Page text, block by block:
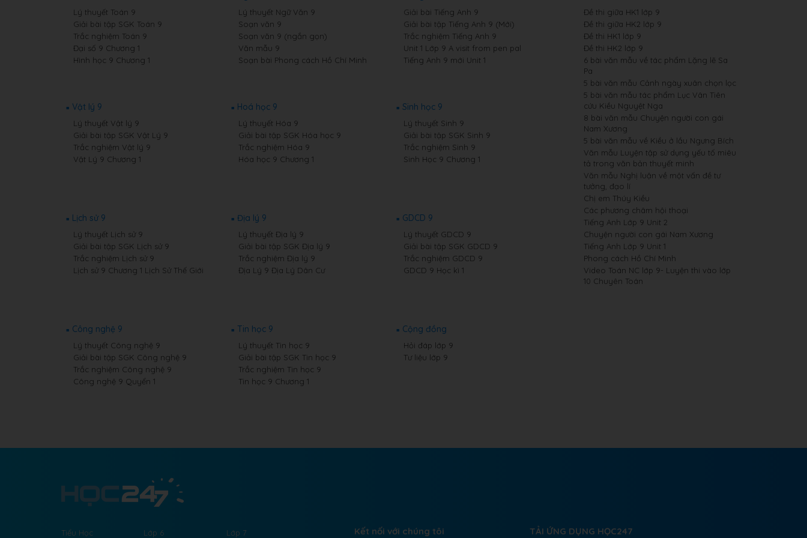
Lý thuyết Toán 9
Giải bài tập SGK Toán 9
Trắc nghiệm Toán 9
Đại số 9 Chương 1
Hình học 9 Chương 1
Lý thuyết Ngữ Văn 9
Soạn văn 9
Soạn văn 9 (ngắn gọn)
Văn mẫu 9
Soạn bài Phong cách Hồ Chí Minh
Giải bài Tiếng Anh 9
Giải bài tập Tiếng Anh 9 (Mới)
Trắc nghiệm Tiếng Anh 9
Unit 1 Lớp 9 A visit from pen pal
Tiếng Anh 9 mới Unit 1
Vật lý 9
Lý thuyết Vật lý 9
Giải bài tập SGK Vật Lý 9
Trắc nghiệm Vật lý 9
Vật Lý 9 Chương 1
Hoá học 9
Lý thuyết Hóa 9
Giải bài tập SGK Hóa học 9
Trắc nghiệm Hóa 9
Hóa học 9 Chương 1
Sinh học 9
Lý thuyết Sinh 9
Giải bài tập SGK Sinh 9
Trắc nghiệm Sinh 9
Sinh Học 9 Chương 1
Lịch sử 9
Lý thuyết Lịch sử 9
Giải bài tập SGK Lịch sử 9
Trắc nghiệm Lịch sử 9
Lịch sử 9 Chương 1 Lịch Sử Thế Giới
Địa lý 9
Lý thuyết Địa lý 9
Giải bài tập SGK Địa lý 9
Trắc nghiệm Địa lý 9
Địa Lý 9 Địa Lý Dân Cư
GDCD 9
Lý thuyết GDCD 9
Giải bài tập SGK GDCD 9
Trắc nghiệm GDCD 9
GDCD 9 Học kì 1
Công nghệ 9
Lý thuyết Công nghệ 9
Giải bài tập SGK Công nghệ 9
Trắc nghiệm Công nghệ 9
Công nghệ 9 Quyển 1
Tin học 9
Lý thuyết Tin học 9
Giải bài tập SGK Tin học 9
Trắc nghiệm Tin học 9
Tin học 9 Chương 1
Cộng đồng
Hỏi đáp lớp 9
Tư liệu lớp 9
Đề thi giữa HK1 lớp 9
Đề thi giữa HK2 lớp 9
Đề thi HK1 lớp 9
Đề thi HK2 lớp 9
6 bài văn mẫu về tác phẩm Lặng lẽ Sa
Pa
5 bài văn mẫu Cảnh ngày xuân chọn lọc
5 bài văn mẫu tác phẩm Lục Vân Tiên
cứu Kiều Nguyệt Nga
8 bài văn mẫu Chuyện người con gái
Nam Xương
5 bài văn mẫu về Kiều ở lầu Ngưng Bích
Văn mẫu Luyện tập sử dụng yếu tố miêu
tả trong văn bản thuyết minh
Văn mẫu Nghị luận về một vấn đề tư
tưởng, đạo lí
Chị em Thúy Kiều
Các phương châm hội thoại
Tiếng Anh Lớp 9 Unit 2
Chuyện người con gái Nam Xương
Tiếng Anh Lớp 9 Unit 1
Phong cách Hồ Chí Minh
Video Toán NC lớp 9- Luyện thi vào lớp
10 Chuyên Toán
Tiểu Học Lớp 6 Lớp 7 Kết nối với chúng tôi TẢI ỨNG DỤNG HỌC247